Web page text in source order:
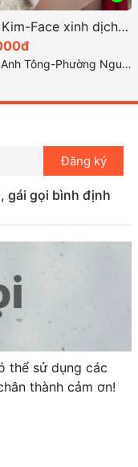
Thiên Kim-Face xinh dịch vụ rất kỹ năng đầy cảm xúc
Phường Nguyễn Văn Cừ - TP Quy Nhơn-Bình Định
Đăng ký
gái gọi bình định
thể sử dụng các
thành cảm ơn!